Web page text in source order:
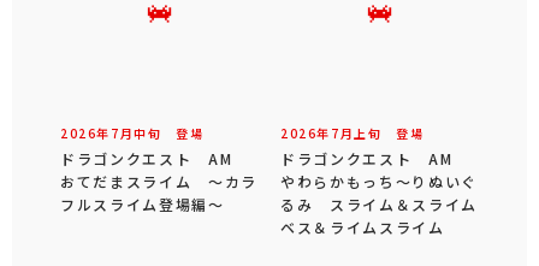
2026年 7 月中旬 登場
ドラゴンクエスト AM
おてだまスライム ～カラ
フルスライム登場編～
2026年 7 月 上旬 登場
ドラゴンクエスト AM
やわらかもっち～りぬいぐ
るみ スライム＆スライム
ベス＆ライムスライム